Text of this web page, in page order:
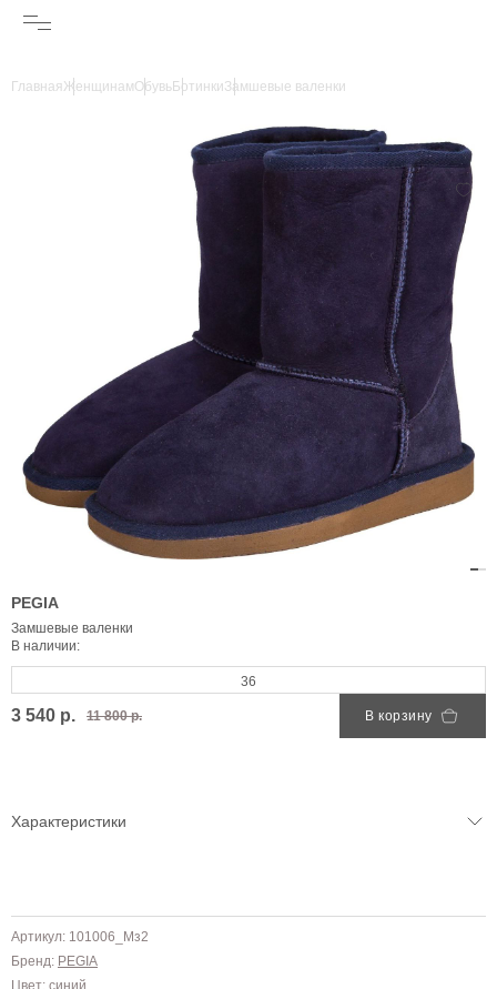
ГлавнаяЖенщинамОбувьБотинкиЗамшевые валенки
PEGIA
Замшевые валенки
В наличии:
36
3 540 р. 11 800 р. В корзину
Характеристики
Артикул: 101006_Mз2
Бренд: PEGIA
Цвет: синий